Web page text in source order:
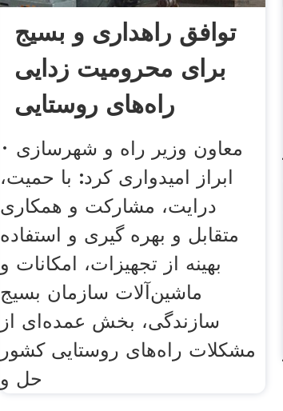
توافق راهداری و بسیج
برای محرومیت زدایی
راه‌های روستایی
· معاون وزیر راه و شهرسازی
ابراز امیدواری کرد: با حمیت،
درایت، مشارکت و همکاری
متقابل و بهره گیری و استفاده
بهینه از تجهیزات، امکانات و
ماشین‌آلات سازمان بسیج
سازندگی، بخش عمده‌ای از
مشکلات راه‌های روستایی کشور
حل و